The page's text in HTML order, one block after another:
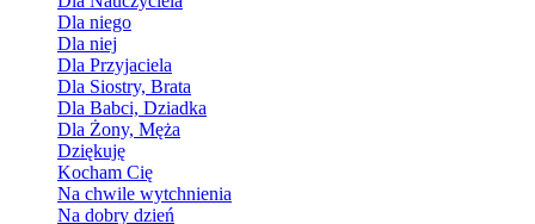
Dla niego
Dla niej
Dla Przyjaciela
Dla Siostry, Brata
Dla Babci, Dziadka
Dla Żony, Męża
Dziękuję
Kocham Cię
Na chwile wytchnienia
Na dobry dzień